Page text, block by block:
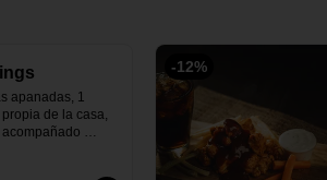
apanadas, 1
de la casa,
-12%